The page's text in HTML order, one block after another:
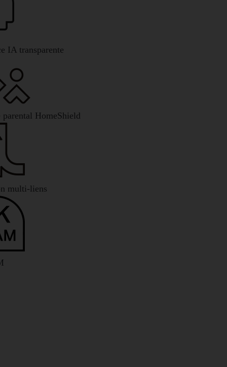
IA transparente
HomeShield
multi-liens